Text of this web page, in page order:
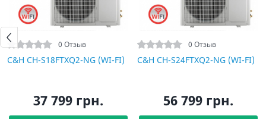
0 Отзыв
C&H CH-S18FTXQ2-NG (WI-FI)
37 799 грн.
0 Отзыв
C&H CH-S24FTXQ2-NG (WI-FI)
56 799 грн.